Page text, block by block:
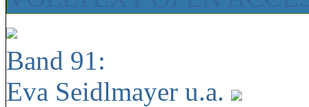
Band 91:
Eva Seidlmayer u.a.